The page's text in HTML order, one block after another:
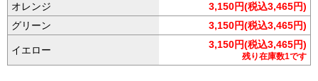
オレンジ
3,150円(税込3,465円)
グリーン
3,150円(税込3,465円)
イエロー 3,150円(税込3,465円)
残り在庫数1です